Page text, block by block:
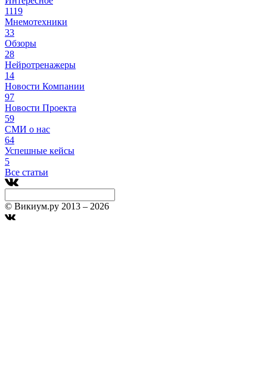
1119
Мнемотехники
33
Обзоры
28
Нейротренажеры
14
Новости Компании
97
Новости Проекта
59
СМИ о нас
64
Успешные кейсы
5
Все статьи
© Викиум.ру 2013 – 2026